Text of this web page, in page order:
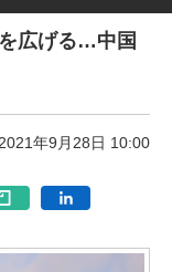
広げる…中国
2021年9月28日 10:00